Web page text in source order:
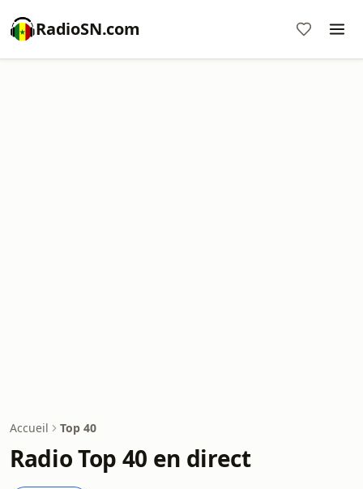
RadioSN.com
Accueil Top 40
Radio Top 40 en direct